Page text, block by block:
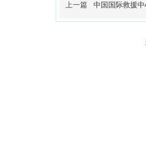
上一篇 中国国际救援